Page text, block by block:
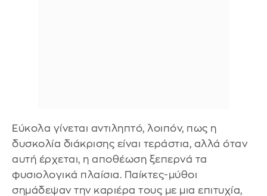
Εύκολα γίνεται αντιληπτό, λοιπόν, πως η
δυσκολία διάκρισης είναι τεράστια, αλλά όταν
αυτή έρχεται, η αποθέωση ξεπερνά τα
φυσιολογικά πλαίσια. Παίκτες-μύθοι
σημάδεψαν την καριέρα τους με μια επιτυχία,